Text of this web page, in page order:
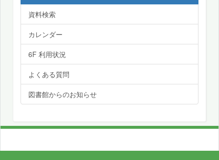
資料検索
カレンダー
6F 利用状況
よくある質問
図書館からのお知らせ